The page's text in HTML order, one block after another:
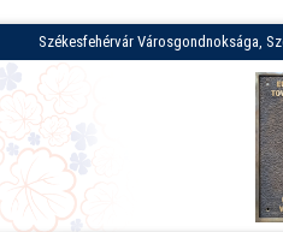
Székesfehérvár Városgondnoksága,